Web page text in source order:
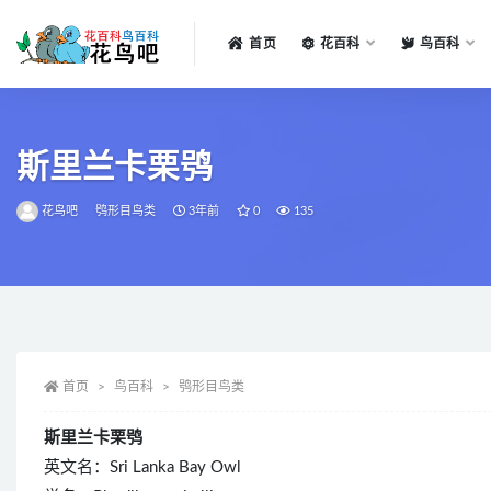
首页 花百科 鸟百科
斯里兰卡栗鸮
花鸟吧 鸮形目鸟类 3年前 0 135
首页 鸟百科 鸮形目鸟类
斯里兰卡栗鸮
英文名：Sri Lanka Bay Owl